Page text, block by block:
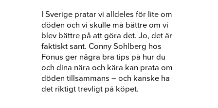
I Sverige pratar vi alldeles för lite om
döden och vi skulle må bättre om vi
blev bättre på att göra det. Jo, det är
faktiskt sant. Conny Sohlberg hos
Fonus ger några bra tips på hur du
och dina nära och kära kan prata om
döden tillsammans – och kanske ha
det riktigt trevligt på köpet.